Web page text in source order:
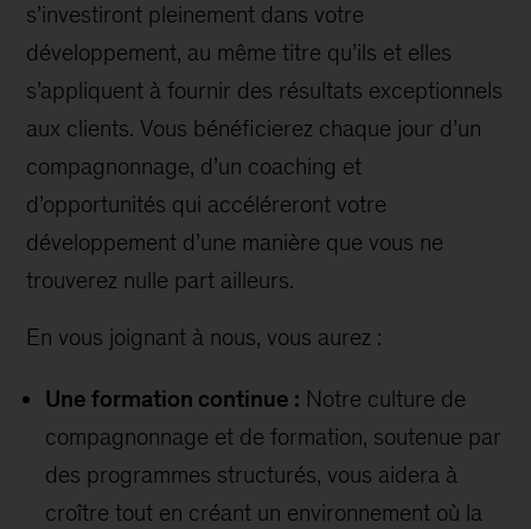
s’investiront pleinement dans votre
développement, au même titre qu’ils et elles
s’appliquent à fournir des résultats exceptionnels
aux clients. Vous bénéficierez chaque jour d’un
compagnonnage, d’un coaching et
d’opportunités qui accéléreront votre
développement d’une manière que vous ne
trouverez nulle part ailleurs.
En vous joignant à nous, vous aurez :
Une formation continue : Notre culture de
compagnonnage et de formation, soutenue par
des programmes structurés, vous aidera à
croître tout en créant un environnement où la